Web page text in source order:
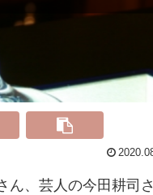
ん、芸人の今田耕司